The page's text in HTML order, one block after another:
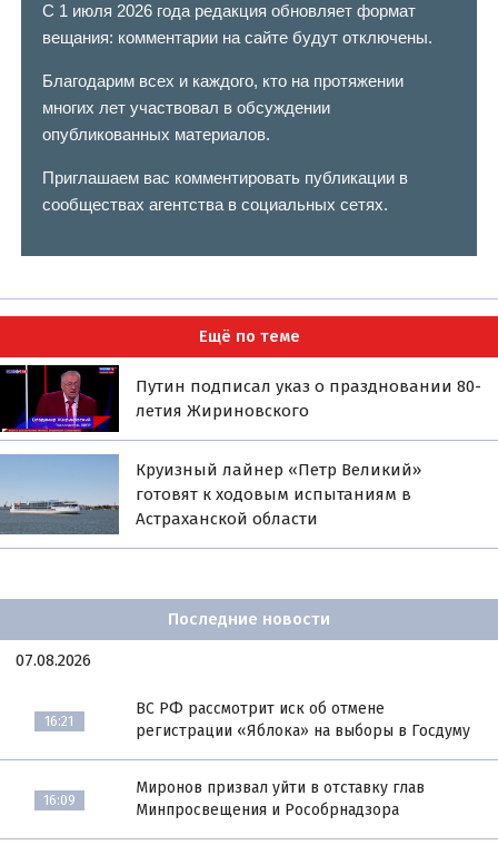
С 1 июля 2026 года редакция обновляет формат
вещания: комментарии на сайте будут отключены.
Благодарим всех и каждого, кто на протяжении
многих лет участвовал в обсуждении
опубликованных материалов.
Приглашаем вас комментировать публикации в
сообществах агентства в социальных сетях.
Ещё по теме
Путин подписал указ о праздновании 80-
летия Жириновского
Круизный лайнер «Петр Великий»
готовят к ходовым испытаниям в
Астраханской области
Последние новости
07.08.2026
16:21
ВС РФ рассмотрит иск об отмене
регистрации «Яблока» на выборы в Госдуму
16:09
Миронов призвал уйти в отставку глав
Минпросвещения и Рособрнадзора